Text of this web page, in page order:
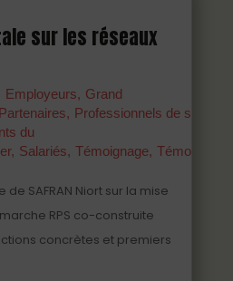
sur les réseaux
Employeurs
Grand
Partenaires
Professionnels de santé
du
Salariés Témoignage Témoigner
de SAFRAN Niort sur la mise
RPS co-construite
concrètes et premiers